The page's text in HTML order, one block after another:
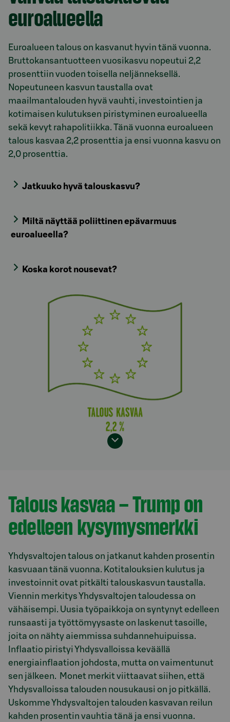
euroalueella
Euroalueen talous on kasvanut hyvin tänä vuonna.
Bruttokansantuotteen vuosikasvu nopeutui 2,2
prosenttiin vuoden toisella neljänneksellä.
Nopeutuneen kasvun taustalla ovat
maailmantalouden hyvä vauhti, investointien ja
kotimaisen kulutuksen piristyminen euroalueella
sekä kevyt rahapolitiikka. Tänä vuonna euroalueen
talous kasvaa 2,2 prosenttia ja ensi vuonna kasvu on
2,0 prosenttia.
Jatkuuko hyvä talouskasvu?
Miltä näyttää poliittinen epävarmuus
euroalueella?
Koska korot nousevat?
Talous kasvaa – Trump on
edelleen kysymysmerkki
Yhdysvaltojen talous on jatkanut kahden prosentin
kasvuaan tänä vuonna. Kotitalouksien kulutus ja
investoinnit ovat pitkälti talouskasvun taustalla.
Viennin merkitys Yhdysvaltojen taloudessa on
vähäisempi. Uusia työpaikkoja on syntynyt edelleen
runsaasti ja työttömyysaste on laskenut tasoille,
joita on nähty aiemmissa suhdannehuipuissa.
Inflaatio piristyi Yhdysvalloissa keväällä
energiainflaation johdosta, mutta on vaimentunut
sen jälkeen. Monet merkit viittaavat siihen, että
Yhdysvalloissa talouden nousukausi on jo pitkällä.
Uskomme Yhdysvaltojen talouden kasvavan reilun
kahden prosentin vauhtia tänä ja ensi vuonna.